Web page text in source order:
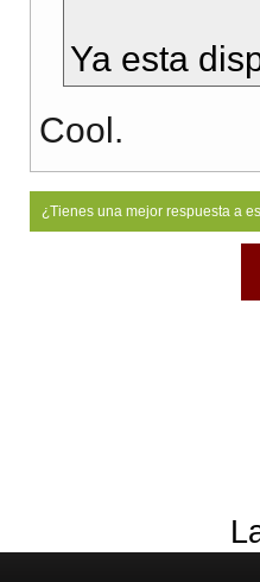
Ya esta
Cool.
¿Tienes una mejor respuesta a